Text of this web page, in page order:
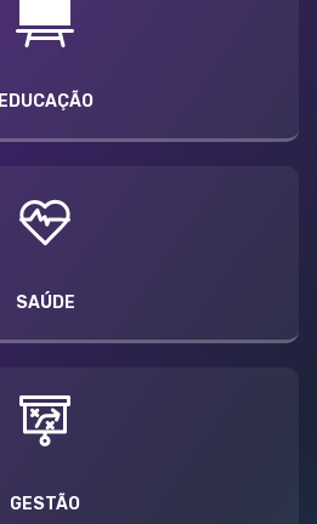
EDUCAÇÃO
SAÚDE
GESTÃO